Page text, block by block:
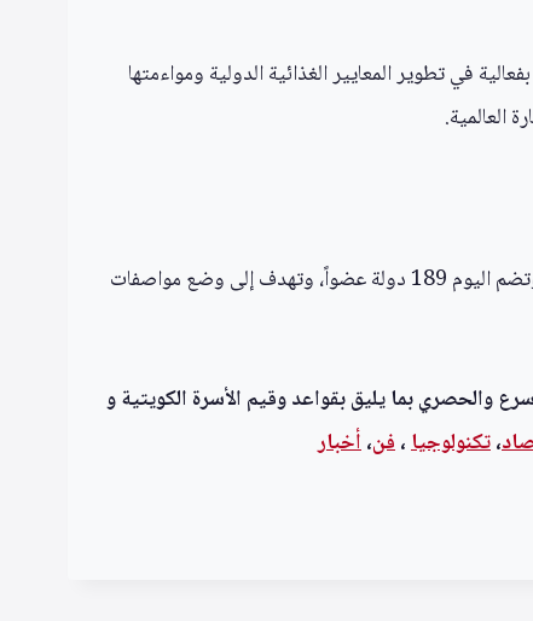
مساندتها لأعمال هيئة الدستور الغذائي والخطة الاستراتيجية للفترة 2026‑2031، وستسهم بفعالية في تطوير المعايير الغذائية الدولية ومواءمتها
العالمية.
يُذكر أن هيئة الدستور الغذائي تأسست عام 1963 بمبادرة من منظمة الأغذية والزراعة (FAO) ومنظمة الصحة العالمية (WHO)، وتضم اليوم 189 دولة عضواً، وتهدف إلى وضع مواصفات
والحصري بما يليق بقواعد وقيم الأسرة الكويتية و
،تكنولوجيا،فن،أخبار